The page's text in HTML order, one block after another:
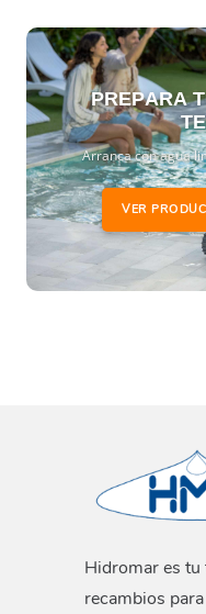
PREPARA
Arranca con agua
VER
Hidromar es tu
recambios